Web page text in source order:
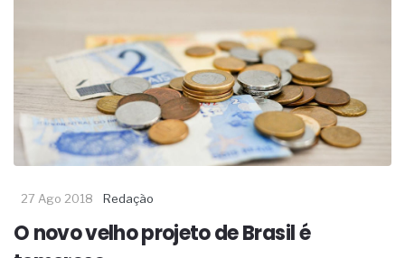
27 Ago 2018 Redação
O novo velho projeto de Brasil é